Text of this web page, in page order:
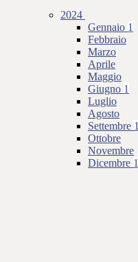
2024
Gennaio 1
Febbraio
Marzo
Aprile
Maggio
Giugno 1
Luglio
Agosto
Settembre 1
Ottobre
Novembre
Dicembre 1